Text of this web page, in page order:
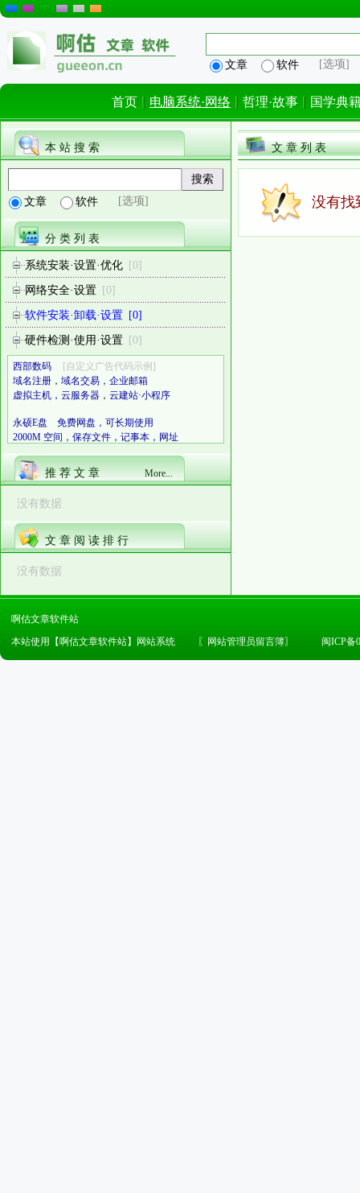
文章 软件 [选项]
首页 电脑系统·网络 哲理·故事 国学典
本 站 搜 索
文章 软件 [选项]
分 类 列 表
系统安装·设置·优化 [0]
网络安全·设置 [0]
软件安装·卸载·设置 [0]
硬件检测·使用·设置 [0]
西部数码
[自定义广告代码示例]
域名注册，域名交易，企业邮箱
虚拟主机，云服务器，云建站·小程序
永硕E盘 免费网盘，可长期使用
2000M 空间，保存文件，记事本，网址
推 荐 文 章 More...
没有数据
文 章 阅 读 排 行
没有数据
文 章 列 表
没有找
啊估文章软件站
本站使用【啊估文章软件站】网站系统
〖 网站管理员留言簿〗 闽ICP备